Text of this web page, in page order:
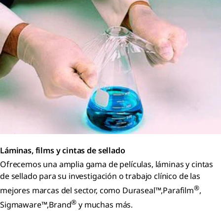
Láminas, films y cintas de sellado
Ofrecemos una amplia gama de películas, láminas y cintas
de sellado para su investigación o trabajo clínico de las
mejores marcas del sector, como Duraseal™,Parafilm®,
Sigmaware™,Brand® y muchas más.